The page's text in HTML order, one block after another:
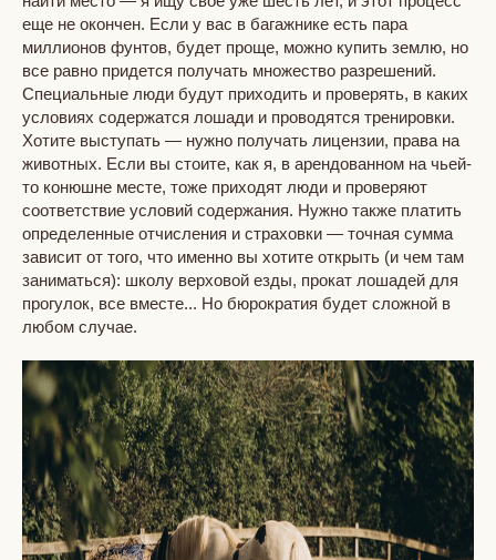
еще не окончен. Если у вас в багажнике есть пара
миллионов фунтов, будет проще, можно купить землю, но
все равно придется получать множество разрешений.
Специальные люди будут приходить и проверять, в каких
условиях содержатся лошади и проводятся тренировки.
Хотите выступать — нужно получать лицензии, права на
животных. Если вы стоите, как я, в арендованном на чьей-
то конюшне месте, тоже приходят люди и проверяют
соответствие условий содержания. Нужно также платить
определенные отчисления и страховки — точная сумма
зависит от того, что именно вы хотите открыть (и чем там
заниматься): школу верховой езды, прокат лошадей для
прогулок, все вместе... Но бюрократия будет сложной в
любом случае.